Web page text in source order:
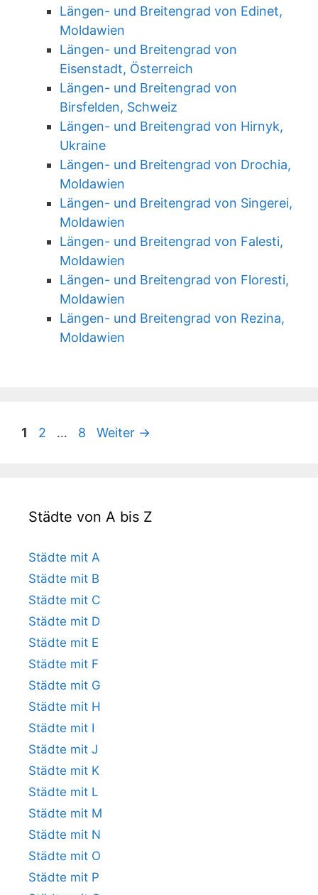
Längen- und Breitengrad von Edinet,
Moldawien
Längen- und Breitengrad von
Eisenstadt, Österreich
Längen- und Breitengrad von
Birsfelden, Schweiz
Längen- und Breitengrad von Hirnyk,
Ukraine
Längen- und Breitengrad von Drochia,
Moldawien
Längen- und Breitengrad von Singerei,
Moldawien
Längen- und Breitengrad von Falesti,
Moldawien
Längen- und Breitengrad von Floresti,
Moldawien
Längen- und Breitengrad von Rezina,
Moldawien
Seite
1 Seite
2 … Seite
8 Weiter →
Städte von A bis Z
Städte mit A
Städte mit B
Städte mit C
Städte mit D
Städte mit E
Städte mit F
Städte mit G
Städte mit H
Städte mit I
Städte mit J
Städte mit K
Städte mit L
Städte mit M
Städte mit N
Städte mit O
Städte mit P